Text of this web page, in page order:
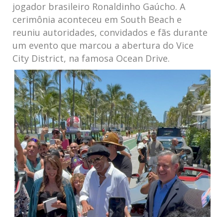
jogador brasileiro Ronaldinho Gaúcho. A
cerimônia aconteceu em South Beach e
reuniu autoridades, convidados e fãs durante
um evento que marcou a abertura do Vice
City District, na famosa Ocean Drive.